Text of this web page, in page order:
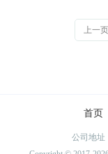
上一页
首页
公司地址